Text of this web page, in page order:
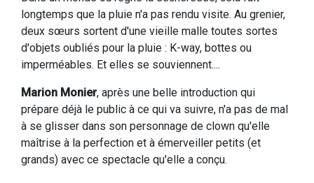
longtemps que la pluie n'a pas rendu visite. Au grenier,
deux sœurs sortent d'une vieille malle toutes sortes
d'objets oubliés pour la pluie : K-way, bottes ou
imperméables. Et elles se souviennent....
Marion Monier, après une belle introduction qui
prépare déjà le public à ce qui va suivre, n'a pas de mal
à se glisser dans son personnage de clown qu'elle
maîtrise à la perfection et à émerveiller petits (et
grands) avec ce spectacle qu'elle a conçu.